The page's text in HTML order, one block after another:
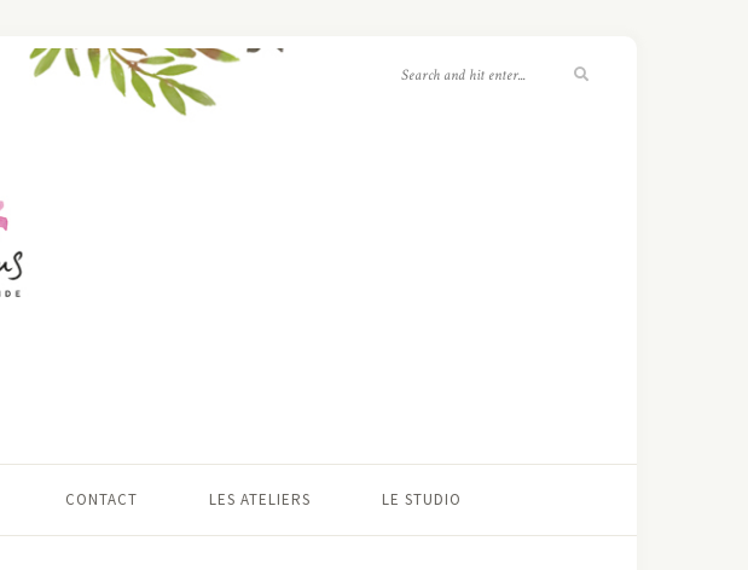
CONTACT LES ATELIERS LE STUDIO